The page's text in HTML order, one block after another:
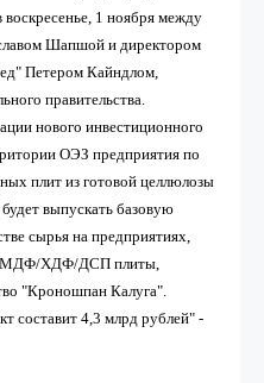
1 ноября между
Шапшой и директором
Петером Кайндлом,
правительства.
нового инвестиционного
ОЭЗ предприятия по
плит из готовой целлюлозы
выпускать базовую
сырья на предприятиях,
МДФ/ХДФ/ДСП плиты,
"Кроношпан Калуга".
составит 4,3 млрд рублей" -